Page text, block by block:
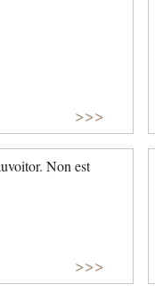
>>>
Non est
>>>